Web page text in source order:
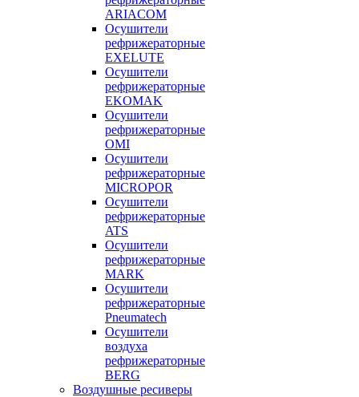
ARIACOM
Осушители
рефрижераторные
EXELUTE
Осушители
рефрижераторные
EKOMAK
Осушители
рефрижераторные
OMI
Осушители
рефрижераторные
MICROPOR
Осушители
рефрижераторные
ATS
Осушители
рефрижераторные
MARK
Осушители
рефрижераторные
Pneumatech
Осушители
воздуха
рефрижераторные
BERG
Воздушные ресиверы